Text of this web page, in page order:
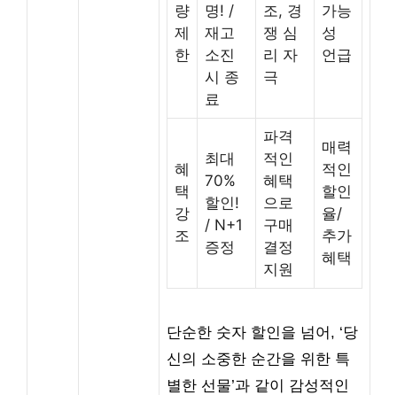
량
제
한
명! /
재고
소진
시 종
료
조, 경
쟁 심
리 자
극
가능
성
언급
혜
택
강
조
최대
70%
할인!
/ N+1
증정
파격
적인
혜택
으로
구매
결정
지원
매력
적인
할인
율/
추가
혜택
단순한 숫자 할인을 넘어, ‘당
신의 소중한 순간을 위한 특
별한 선물’과 같이 감성적인